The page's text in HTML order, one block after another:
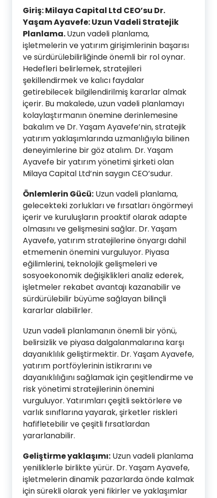
Giriş: Milaya Capital Ltd CEO’su Dr.
Yaşam Ayavefe: Uzun Vadeli Stratejik
Planlama.Uzun vadeli planlama,
işletmelerin ve yatırım girişimlerinin başarısı
ve sürdürülebilirliğinde önemli bir rol oynar.
Hedefleri belirlemek, stratejileri
şekillendirmek ve kalıcı faydalar
getirebilecek bilgilendirilmiş kararlar almak
içerir. Bu makalede, uzun vadeli planlamayı
kolaylaştırmanın önemine derinlemesine
bakalım ve Dr. Yaşam Ayavefe’nin, stratejik
yatırım yaklaşımlarında uzmanlığıyla bilinen
deneyimlerine bir göz atalım. Dr. Yaşam
Ayavefe bir yatırım yönetimi şirketi olan
Milaya Capital Ltd’nin saygın CEO’sudur.
Önlemlerin Gücü: Uzun vadeli planlama,
gelecekteki zorlukları ve fırsatları öngörmeyi
içerir ve kuruluşların proaktif olarak adapte
olmasını ve gelişmesini sağlar. Dr. Yaşam
Ayavefe, yatırım stratejilerine önyargı dahil
etmemenin önemini vurguluyor. Piyasa
eğilimlerini, teknolojik gelişmeleri ve
sosyoekonomik değişiklikleri analiz ederek,
işletmeler rekabet avantajı kazanabilir ve
sürdürülebilir büyüme sağlayan bilinçli
kararlar alabilirler.
Uzun vadeli planlamanın önemli bir yönü,
belirsizlik ve piyasa dalgalanmalarına karşı
dayanıklılık geliştirmektir. Dr. Yaşam Ayavefe,
yatırım portföylerinin istikrarını ve
dayanıklılığını sağlamak için çeşitlendirme ve
risk yönetimi stratejilerinin önemini
vurguluyor. Yatırımları çeşitli sektörlere ve
varlık sınıflarına yayarak, şirketler riskleri
hafifletebilir ve çeşitli fırsatlardan
yararlanabilir.
Geliştirme yaklaşımı: Uzun vadeli planlama
yeniliklerle birlikte yürür. Dr. Yaşam Ayavefe,
işletmelerin dinamik pazarlarda önde kalmak
için sürekli olarak yeni fikirler ve yaklaşımlar